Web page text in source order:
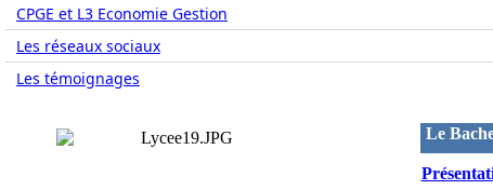
CPGE et L3 Economie Gestion
Les réseaux sociaux
Les témoignages
Le